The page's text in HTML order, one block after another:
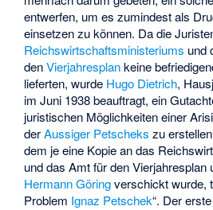
entwerfen, um es zumindest als
einsetzen zu können. Da die
Reichswirtschaftsministeriums und
denVierjahresplankeine
lieferten, wurde Hugo Dietrich,
im Juni 1938 beauftragt, ein
juristischen Möglichkeiten einer
derAussiger Petscheks zu
dem je eine Kopie an das
und das Amt für den Vierjahresplan
Hermann Göringverschickt wurde,
Problem Ignaz Petschek“. Der